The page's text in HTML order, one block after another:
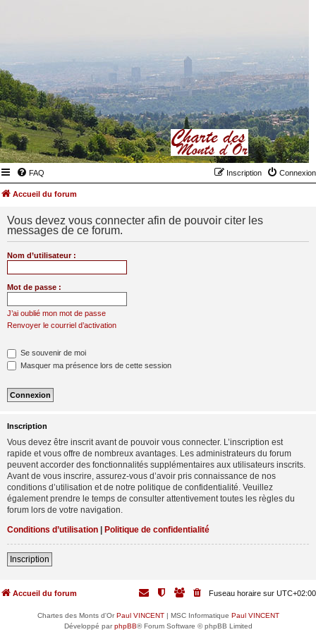
FAQ Connexion
Inscription
Accueil du forum
Vous devez vous connecter afin de pouvoir citer les
messages de ce forum.
Nom d’utilisateur :
Mot de passe :
J’ai oublié mon mot de passe
Renvoyer le courriel d’activation
Se souvenir de moi
Masquer ma présence lors de cette session
Inscription
Vous devez être inscrit avant de pouvoir vous connecter. L’inscription est
rapide et vous offre de nombreux avantages. Les administrateurs du forum
peuvent accorder des fonctionnalités supplémentaires aux utilisateurs inscrits.
Avant de vous inscrire, assurez-vous d’avoir pris connaissance de nos
conditions d’utilisation et de notre politique de confidentialité. Veuillez
également prendre le temps de consulter attentivement toutes les règles du
forum lors de votre navigation.
Conditions d’utilisation | Politique de confidentialité
Inscription
Accueil du forum Fuseau horaire sur UTC+02:00
Chartes des Monts d'OrPaul VINCENT| MSC Informatique Paul VINCENT
Développé parphpBB® Forum Software © phpBB Limited